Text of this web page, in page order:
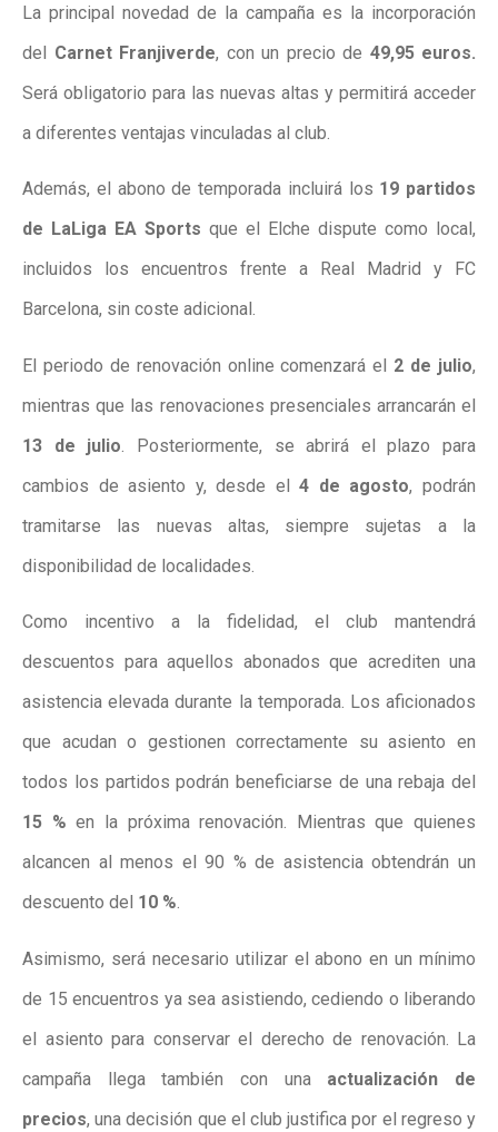
La principal novedad de la campaña es la incorporación
del Carnet Franjiverde, con un precio de 49,95 euros.
Será obligatorio para las nuevas altas y permitirá acceder
a diferentes ventajas vinculadas al club.
Además, el abono de temporada incluirá los 19 partidos
de LaLiga EA Sports que el Elche dispute como local,
incluidos los encuentros frente a Real Madrid y FC
Barcelona, sin coste adicional.
El periodo de renovación online comenzará el 2 de julio,
mientras que las renovaciones presenciales arrancarán el
13 de julio. Posteriormente, se abrirá el plazo para
cambios de asiento y, desde el4 de agosto, podrán
tramitarse las nuevas altas, siempre sujetas a la
disponibilidad de localidades.
Como incentivo a la fidelidad, el club mantendrá
descuentos para aquellos abonados que acrediten una
asistencia elevada durante la temporada. Los aficionados
que acudan o gestionen correctamente su asiento en
todos los partidos podrán beneficiarse de una rebaja del
15 % en la próxima renovación. Mientras que quienes
alcancen al menos el 90 % de asistencia obtendrán un
descuento del 10 %.
Asimismo, será necesario utilizar el abono en un mínimo
de 15 encuentros ya sea asistiendo, cediendo o liberando
el asiento para conservar el derecho de renovación. La
campaña llega también con una actualización de
precios, una decisión que el club justifica por el regreso y